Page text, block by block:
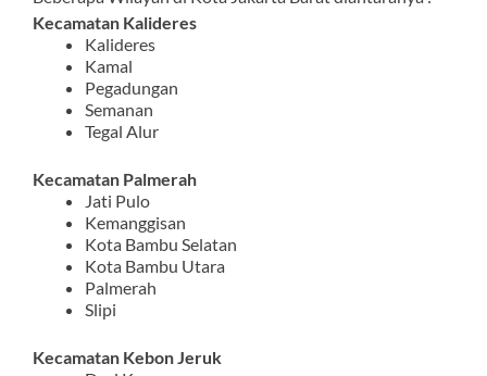
Kecamatan Kalideres
Kalideres
Kamal
Pegadungan
Semanan
Tegal Alur
Kecamatan Palmerah
Jati Pulo
Kemanggisan
Kota Bambu Selatan
Kota Bambu Utara
Palmerah
Slipi
Kecamatan Kebon Jeruk